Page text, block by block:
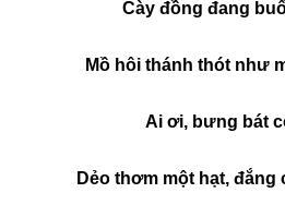
Cày đồng đang
Mồ hôi thánh thót như
Ai ơi, bưng bát
Dẻo thơm một hạt, đắng